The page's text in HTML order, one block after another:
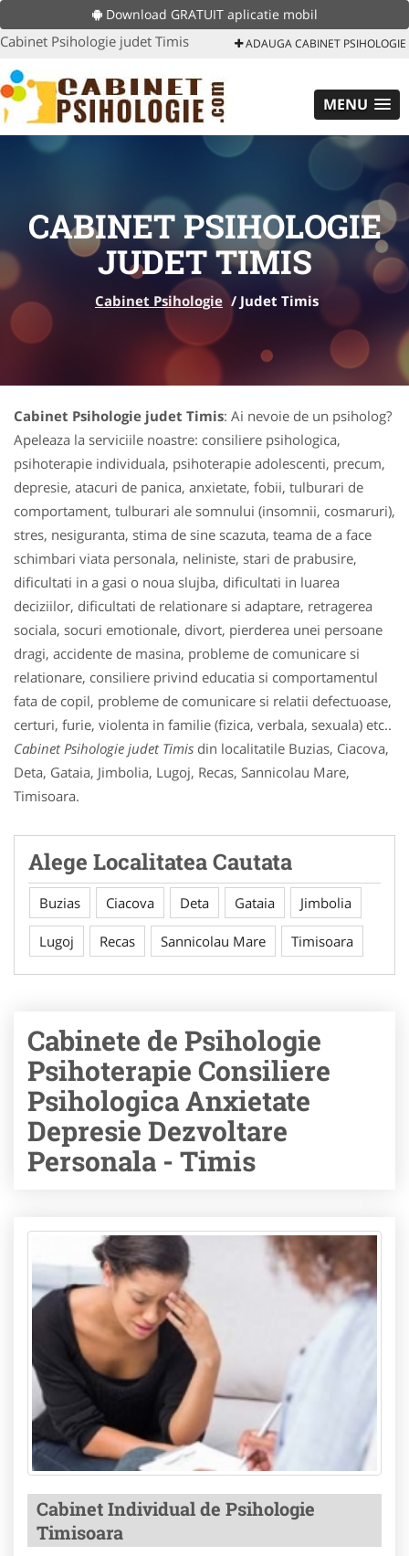
Download GRATUIT aplicatie mobil
Cabinet Psihologie judet Timis ADAUGA CABINET PSIHOLOGIE
MENU
CABINET PSIHOLOGIE
JUDET TIMIS
Cabinet Psihologie / Judet Timis
Cabinet Psihologie judet Timis: Ai nevoie de un psiholog?
Apeleaza la serviciile noastre: consiliere psihologica,
psihoterapie individuala, psihoterapie adolescenti, precum,
depresie, atacuri de panica, anxietate, fobii, tulburari de
comportament, tulburari ale somnului (insomnii, cosmaruri),
stres, nesiguranta, stima de sine scazuta, teama de a face
schimbari viata personala, neliniste, stari de prabusire,
dificultati in a gasi o noua slujba, dificultati in luarea
deciziilor, dificultati de relationare si adaptare, retragerea
sociala, socuri emotionale, divort, pierderea unei persoane
dragi, accidente de masina, probleme de comunicare si
relationare, consiliere privind educatia si comportamentul
fata de copil, probleme de comunicare si relatii defectuoase,
certuri, furie, violenta in familie (fizica, verbala, sexuala) etc..
Cabinet Psihologie judet Timis din localitatile Buzias, Ciacova,
Deta, Gataia, Jimbolia, Lugoj, Recas, Sannicolau Mare,
Timisoara.
Alege Localitatea Cautata
Buzias Ciacova Deta Gataia Jimbolia
Lugoj Recas Sannicolau Mare Timisoara
Cabinete de Psihologie
Psihoterapie Consiliere
Psihologica Anxietate
Depresie Dezvoltare
Personala - Timis
Cabinet Individual de Psihologie
Timisoara